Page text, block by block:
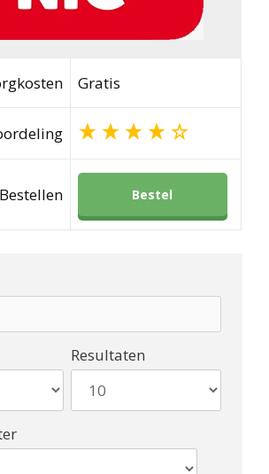
Gratis
Bestellen Bestel
Resultaten